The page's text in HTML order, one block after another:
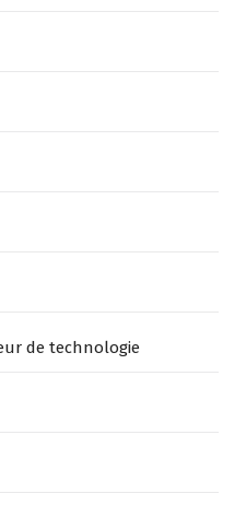
de technologie